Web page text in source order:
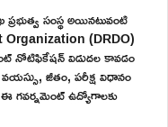
సంస్థ అయినటువంటి
(DRDO)
నోటిఫికేషన్ విడుదల కావడం
జీతం, పరీక్ష విధానం
గవర్నమెంట్ ఉద్యోగాలకు